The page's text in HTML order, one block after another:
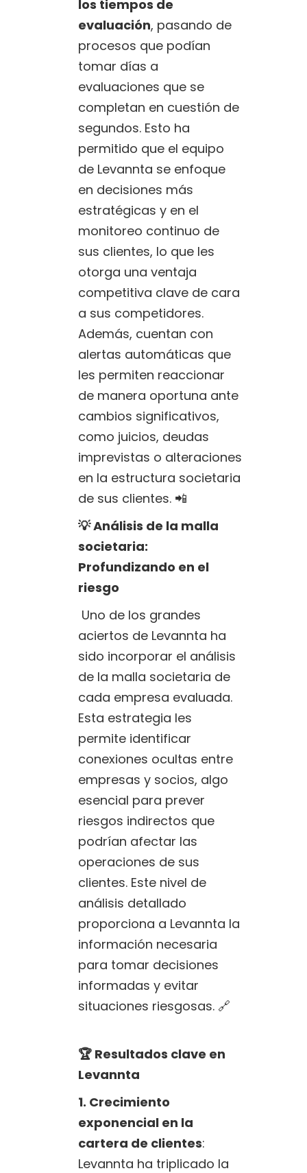
los tiempos de
evaluación, pasando de
procesos que podían
tomar días a
evaluaciones que se
completan en cuestión de
segundos. Esto ha
permitido que el equipo
de Levannta se enfoque
en decisiones más
estratégicas y en el
monitoreo continuo de
sus clientes, lo que les
otorga una ventaja
competitiva clave de cara
a sus competidores.
Además, cuentan con
alertas automáticas que
les permiten reaccionar
de manera oportuna ante
cambios significativos,
como juicios, deudas
imprevistas o alteraciones
en la estructura societaria
de sus clientes. 📲
💡 Análisis de la malla
societaria:
Profundizando en el
riesgo
Uno de los grandes
aciertos de Levannta ha
sido incorporar el análisis
de la malla societaria de
cada empresa evaluada.
Esta estrategia les
permite identificar
conexiones ocultas entre
empresas y socios, algo
esencial para prever
riesgos indirectos que
podrían afectar las
operaciones de sus
clientes. Este nivel de
análisis detallado
proporciona a Levannta la
información necesaria
para tomar decisiones
informadas y evitar
situaciones riesgosas. 🔗
🏆 Resultados clave en
Levannta
1. Crecimiento
exponencial en la
cartera de clientes:
Levannta ha triplicado la